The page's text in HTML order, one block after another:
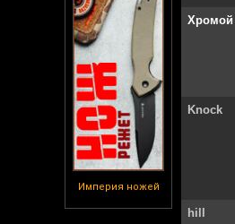
Империя ножей
Хромой
Knock
hill